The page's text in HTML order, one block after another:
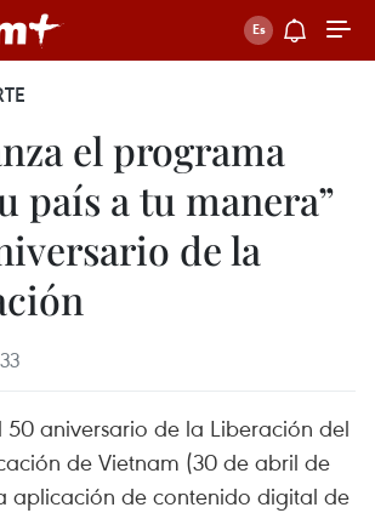
el programa
país a tu manera”
de la
aniversario de la Liberación del
de Vietnam (30 de abril de
aplicación de contenido digital de